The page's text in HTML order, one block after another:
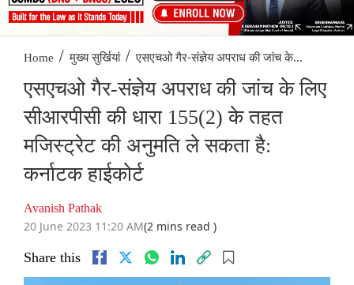
Home / मुख्य सुर्खियां / एसएचओ गैर-संज्ञेय अपराध की जांच के...
एसएचओ गैर-संज्ञेय अपराध की जांच के लिए
सीआरपीसी की धारा 155(2) के तहत
मजिस्ट्रेट की अनुमति ले सकता है:
कर्नाटक हाईकोर्ट
Avanish Pathak
20 June 2023 11:20 AM(2 mins read )
Share this